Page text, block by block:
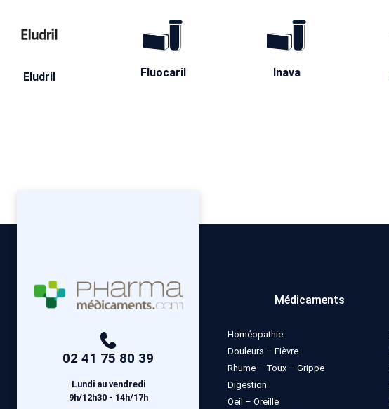
Eludril Fluocaril Inava
02 41 75 80 39
Lundi au vendredi
9h/12h30 - 14h/17h
Médicaments
Homéopathie
Douleurs – Fièvre
Rhume – Toux – Grippe
Digestion
Oeil – Oreille